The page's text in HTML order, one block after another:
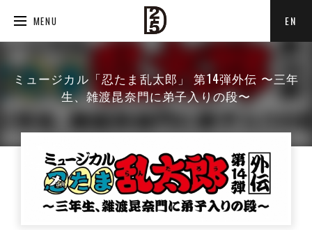
MENU EN
ミュージカル「忍たま乱太郎」 第14弾外伝 〜三年
生、雑渡昆奈門に弟子入りの段〜